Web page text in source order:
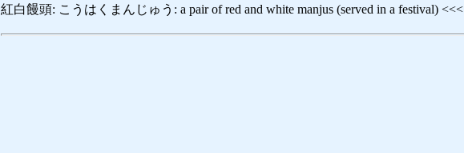
紅白饅頭: こうはくまんじゅう: a pair of red and white manjus (served in a festival) <<<